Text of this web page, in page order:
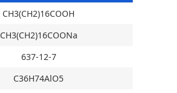
CH3(CH2)16COOH
CH3(CH2)16COONa
637-12-7
C36H74AlO5